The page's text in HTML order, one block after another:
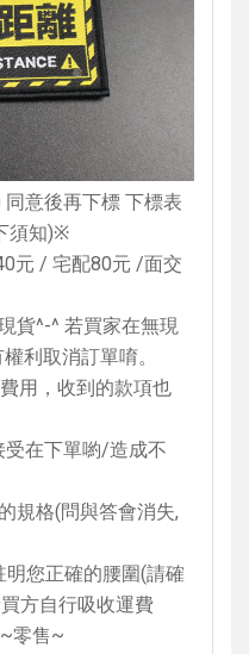
同意後再下標 下標表
須知)※
元 / 宅配80元 /面交
貨^-^ 若買家在無現
利取消訂單唷。
用，收到的款項也
受在下單喲/造成不
規格(問與答會消失,
您正確的腰圍(請確
方自行吸收運費
~零售~